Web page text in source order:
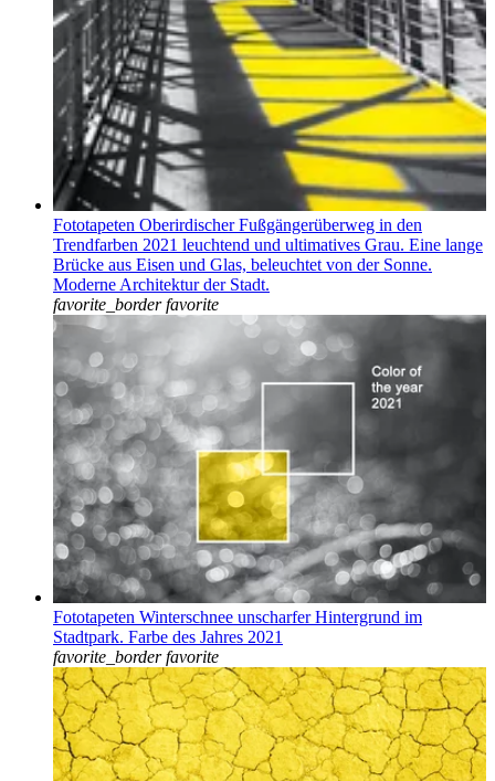
Fototapeten Oberirdischer Fußgängerüberweg in den
Trendfarben 2021 leuchtend und ultimatives Grau. Eine lange
Brücke aus Eisen und Glas, beleuchtet von der Sonne.
Moderne Architektur der Stadt.
favorite_border favorite
Fototapeten Winterschnee unscharfer Hintergrund im
Stadtpark. Farbe des Jahres 2021
favorite_border favorite